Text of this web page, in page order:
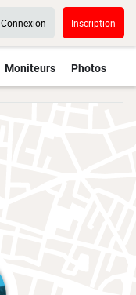
Connexion Inscription
Moniteurs Photos